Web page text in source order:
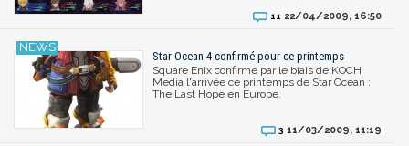
11 22/04/2009, 16:50
Star Ocean 4 confirmé pour ce printemps
Square Enix confirme par le biais de KOCH
Media l'arrivée ce printemps de Star Ocean :
The Last Hope en Europe.
3 11/03/2009, 11:19